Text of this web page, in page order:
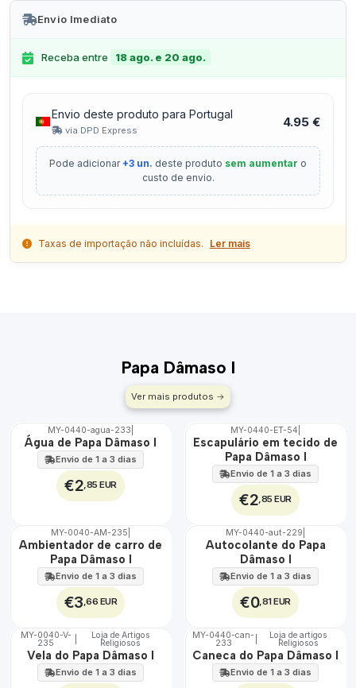
Envio Imediato
Receba entre 18 ago. e 20 ago.
Envio deste produto para Portugal
via DPD Express
4.95 €
Pode adicionar+3 un. deste produto sem aumentar o
custo de envio.
Taxas de importação não incluídas. Ler mais
Papa Dâmaso I
Ver mais produtos
🇵🇹
100%
MY-0440-agua-233
Água de Papa Dâmaso I
Envio de 1 a 3 dias
€2,85 EUR
🇵🇹
100%
ÁGUA
MY-0440-ET-54
Escapulário em tecido de
Papa Dâmaso I
Envio de 1 a 3 dias
€2,85 EUR
🇵🇹
MY-0040-AM-235
Ambientador de carro de
Papa Dâmaso I
Envio de 1 a 3 dias
€3,66 EUR
🇵🇹
MY-0440-aut-229
Autocolante do Papa
Dâmaso I
Envio de 1 a 3 dias
€0,81 EUR
🇵🇹
100%
MY-0040-V-
235
Loja de Artigos
Religiosos
Vela do Papa Dâmaso I
Envio de 1 a 3 dias
🇵🇹
100%
MY-0440-can-
233
Loja de artigos
Religiosos
Caneca do Papa Dâmaso I
Envio de 1 a 3 dias